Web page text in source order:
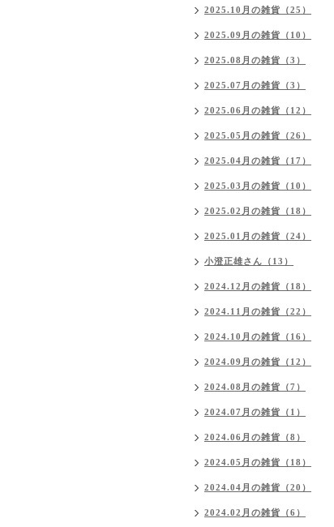
2025.10月の雑貨（25）
2025.09月の雑貨（10）
2025.08月の雑貨（3）
2025.07月の雑貨（3）
2025.06月の雑貨（12）
2025.05月の雑貨（26）
2025.04月の雑貨（17）
2025.03月の雑貨（10）
2025.02月の雑貨（18）
2025.01月の雑貨（24）
小澄正雄さん（13）
2024.12月の雑貨（18）
2024.11月の雑貨（22）
2024.10月の雑貨（16）
2024.09月の雑貨（12）
2024.08月の雑貨（7）
2024.07月の雑貨（1）
2024.06月の雑貨（8）
2024.05月の雑貨（18）
2024.04月の雑貨（20）
2024.02月の雑貨（6）